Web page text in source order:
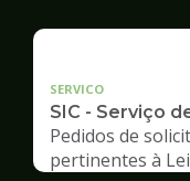
SERVICO
SIC - Serviço
Pedidos de
pertinentes à